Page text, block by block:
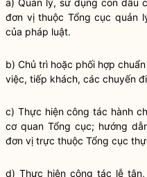
a) Quản lý, sử dụng con dấu
đơn vị thuộc Tổng cục quản
của pháp luật.
b) Chủ trì hoặc phối hợp
việc, tiếp khách, các chuyến đi
c) Thực hiệncông tác hành
cơ quan Tổng cục; hướng
đơn vị trực thuộc Tổng cục
d) Thực hiệncông tác lễ